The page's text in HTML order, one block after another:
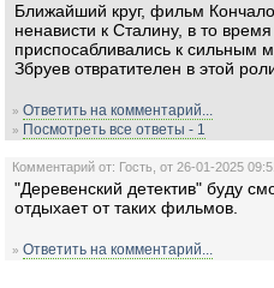
Ближайший круг, фильм
ненависти к Сталину, в то
приспосабливались к сильным
Збруев отвратителен в этой
» Ответить на комментарий...
» Посмотреть все ответы - 1
Комментарий от: Гость, от 26-01-2025
"Деревенский детектив" буду
отдыхает от таких фильмов.
» Ответить на комментарий...